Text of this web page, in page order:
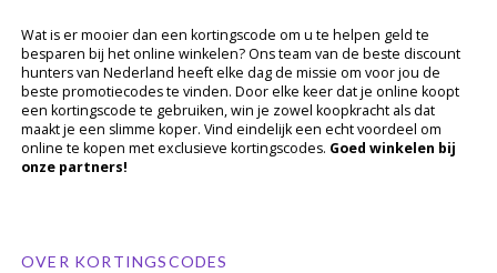
Wat is er mooier dan een kortingscode om u te helpen geld te
besparen bij het online winkelen? Ons team van de beste discount
hunters van Nederland heeft elke dag de missie om voor jou de
beste promotiecodes te vinden. Door elke keer dat je online koopt
een kortingscode te gebruiken, win je zowel koopkracht als dat
maakt je een slimme koper. Vind eindelijk een echt voordeel om
online te kopen met exclusieve kortingscodes. Goed winkelen bij
onze partners!
OVER KORTINGSCODES